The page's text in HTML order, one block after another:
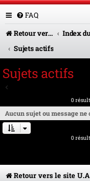
FAQ
Retour vers le site U.A.G.R.
Sujets actifs
Sujets actifs
0
Aucun sujet ou message
0
Retour vers le site